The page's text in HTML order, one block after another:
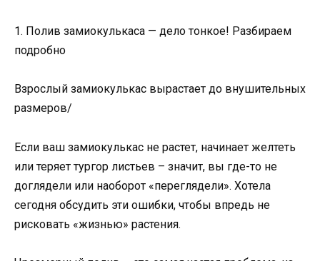
1. Полив замиокулькаса — дело тонкое! Разбираем
подробно
Взрослый замиокулькас вырастает до внушительных
размеров/
Если ваш замиокулькас не растет, начинает желтеть
или теряет тургор листьев – значит, вы где-то не
доглядели или наоборот «переглядели». Хотела
сегодня обсудить эти ошибки, чтобы впредь не
рисковать «жизнью» растения.